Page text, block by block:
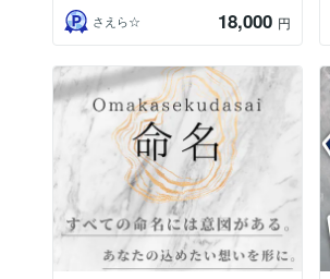
さえら☆
18,000 円